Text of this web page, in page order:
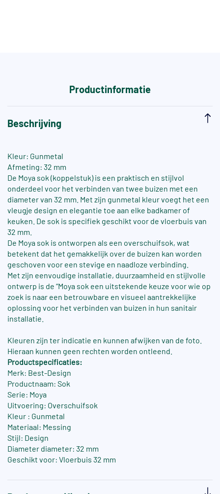
Productinformatie
Beschrijving
Kleur: Gunmetal
Afmeting: 32 mm
De Moya sok (koppelstuk) is een praktisch en stijlvol
onderdeel voor het verbinden van twee buizen met een
diameter van 32 mm. Met zijn gunmetal kleur voegt het een
vleugje design en elegantie toe aan elke badkamer of
keuken. De sok is specifiek geschikt voor de vloerbuis van
32 mm.
De Moya sok is ontworpen als een overschuifsok, wat
betekent dat het gemakkelijk over de buizen kan worden
geschoven voor een stevige en naadloze verbinding.
Met zijn eenvoudige installatie, duurzaamheid en stijlvolle
ontwerp is de “Moya sok een uitstekende keuze voor wie op
zoek is naar een betrouwbare en visueel aantrekkelijke
oplossing voor het verbinden van buizen in hun sanitair
installatie.
Kleuren zijn ter indicatie en kunnen afwijken van de foto.
Hieraan kunnen geen rechten worden ontleend.
Productspecificaties:
Merk: Best-Design
Productnaam: Sok
Serie: Moya
Uitvoering: Overschuifsok
Kleur : Gunmetal
Materiaal: Messing
Stijl: Design
Diameter diameter: 32 mm
Geschikt voor: Vloerbuis 32 mm